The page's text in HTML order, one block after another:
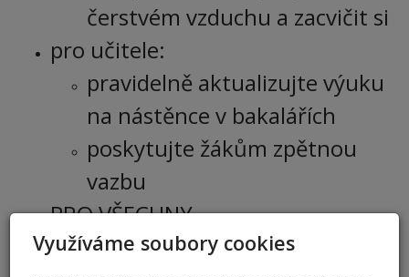
čerstvém vzduchu a zacvičit si
pro učitele:
pravidelně aktualizujte výuku
na nástěnce v bakalářích
poskytujte žákům zpětnou
vazbu
PRO VŠECHNY
NOSTE ROUŠKY
Využíváme soubory cookies